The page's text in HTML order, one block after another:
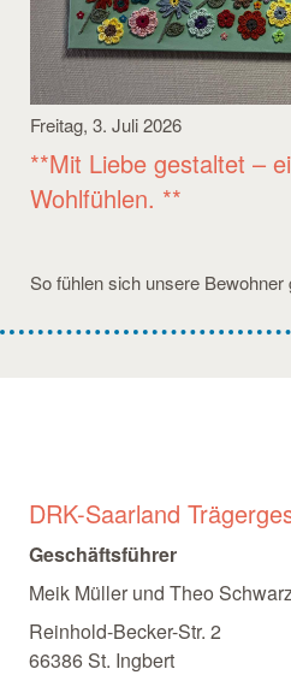
Freitag, 3. Juli 2026
**Mit Liebe gestaltet –
Wohlfühlen. **
So fühlen sich unsere Bewohner
DRK-Saarland
Geschäftsführer
Meik Müller und Theo Schwarz
Reinhold-Becker-Str. 2
66386 St. Ingbert